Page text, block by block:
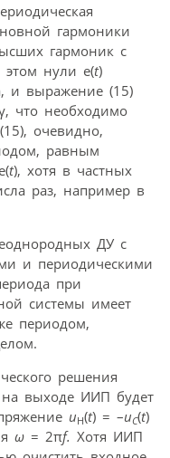
гармоники
гармоник с
нули e(t)
и выражение (15)
что необходимо
очевидно,
равным
t), хотя в частных
раз, например в
ДУ с
и периодическими
при
системы имеет
периодом,
решения
выходе ИИП будет
uH(t) = –uC(t)
ω = 2πf. Хотя ИИП